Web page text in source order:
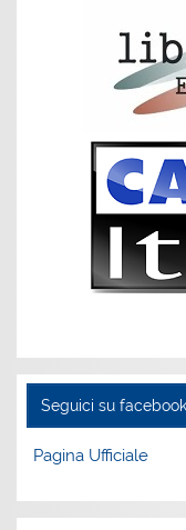
Seguici su facebook
Pagina Ufficiale